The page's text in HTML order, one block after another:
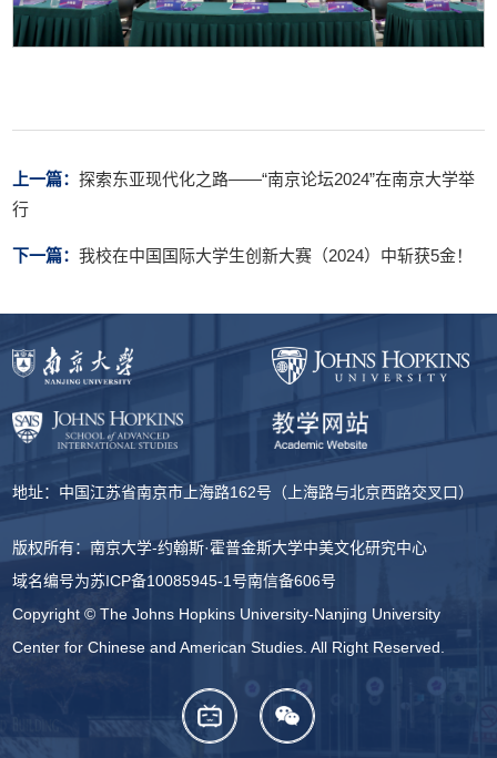
上一篇：探索东亚现代化之路——“南京论坛2024”在南京大学举
行
下一篇：我校在中国国际大学生创新大赛（2024）中斩获5金！
地址：中国江苏省南京市上海路162号（上海路与北京西路交叉口）
版权所有：南京大学-约翰斯·霍普金斯大学中美文化研究中心
域名编号为苏ICP备10085945-1号南信备606号
Copyright © The Johns Hopkins University-Nanjing University
Center for Chinese and American Studies. All Right Reserved.